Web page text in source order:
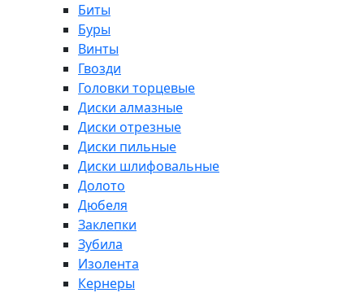
Биты
Буры
Винты
Гвозди
Головки торцевые
Диски алмазные
Диски отрезные
Диски пильные
Диски шлифовальные
Долото
Дюбеля
Заклепки
Зубила
Изолента
Кернеры